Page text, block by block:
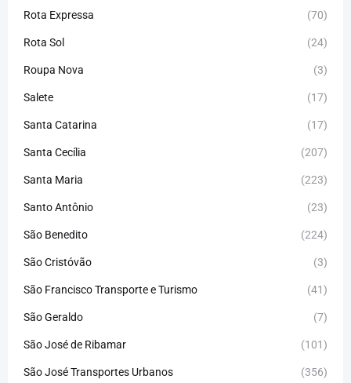
Rota Expressa (70)
Rota Sol (24)
Roupa Nova (3)
Salete (17)
Santa Catarina (17)
Santa Cecília (207)
Santa Maria (223)
Santo Antônio (23)
São Benedito (224)
São Cristóvão (3)
São Francisco Transporte e Turismo (41)
São Geraldo (7)
São José de Ribamar (101)
São José Transportes Urbanos (356)